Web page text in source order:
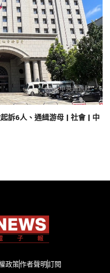
訴6人、通緝游母 | 社會 | 中
政策作者聲明訂閱